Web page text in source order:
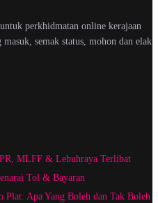
perkhidmatan online kerajaan
semak status, mohon dan elak
MLFF & Lebuhraya Terlibat
Tol & Bayaran
Apa Yang Boleh dan Tak Boleh